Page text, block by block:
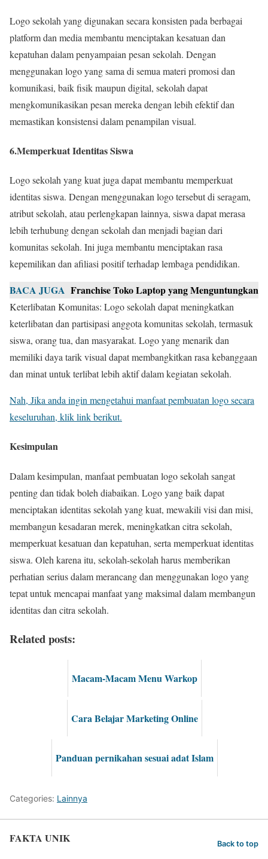
Logo sekolah yang digunakan secara konsisten pada berbagai
platform dan media membantu menciptakan kesatuan dan
kepatuhan dalam penyampaian pesan sekolah. Dengan
menggunakan logo yang sama di semua materi promosi dan
komunikasi, baik fisik maupun digital, sekolah dapat
mengkomunikasikan pesan mereka dengan lebih efektif dan
memastikan konsistensi dalam penampilan visual.
6.Memperkuat Identitas Siswa
Logo sekolah yang kuat juga dapat membantu memperkuat
identitas siswa. Dengan menggunakan logo tersebut di seragam,
atribut sekolah, atau perlengkapan lainnya, siswa dapat merasa
lebih terhubung dengan sekolah dan menjadi bagian dari
komunitas sekolah. Ini juga membantu menciptakan rasa
kepemilikan dan afiliasi positif terhadap lembaga pendidikan.
BACA JUGA Franchise Toko Laptop yang Menguntungkan
Keterlibatan Komunitas: Logo sekolah dapat meningkatkan
keterlibatan dan partisipasi anggota komunitas sekolah, termasuk
siswa, orang tua, dan masyarakat. Logo yang menarik dan
memiliki daya tarik visual dapat membangkitkan rasa kebanggaan
dan minat untuk terlibat lebih aktif dalam kegiatan sekolah.
Nah, Jika anda ingin mengetahui manfaat pembuatan logo secara
keseluruhan, klik link berikut.
Kesimpulan
Dalam kesimpulan, manfaat pembuatan logo sekolah sangat
penting dan tidak boleh diabaikan. Logo yang baik dapat
menciptakan identitas sekolah yang kuat, mewakili visi dan misi,
membangun kesadaran merek, meningkatkan citra sekolah,
memperkuat kesatuan dan kepatuhan, serta memperkuat identitas
siswa. Oleh karena itu, sekolah-sekolah harus memberikan
perhatian serius dalam merancang dan menggunakan logo yang
tepat untuk mencapai manfaat yang maksimal dalam membangun
identitas dan citra sekolah.
Related posts:
Macam-Macam Menu Warkop
Cara Belajar Marketing Online
Panduan pernikahan sesuai adat Islam
Categories: Lainnya
FAKTA UNIK Back to top